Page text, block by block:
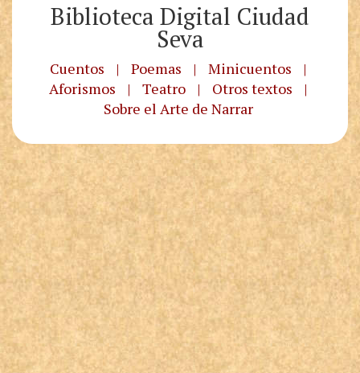
Biblioteca Digital Ciudad
Seva
Cuentos | Poemas | Minicuentos
|
Aforismos
| Teatro | Otros textos
|
Sobre el Arte de Narrar